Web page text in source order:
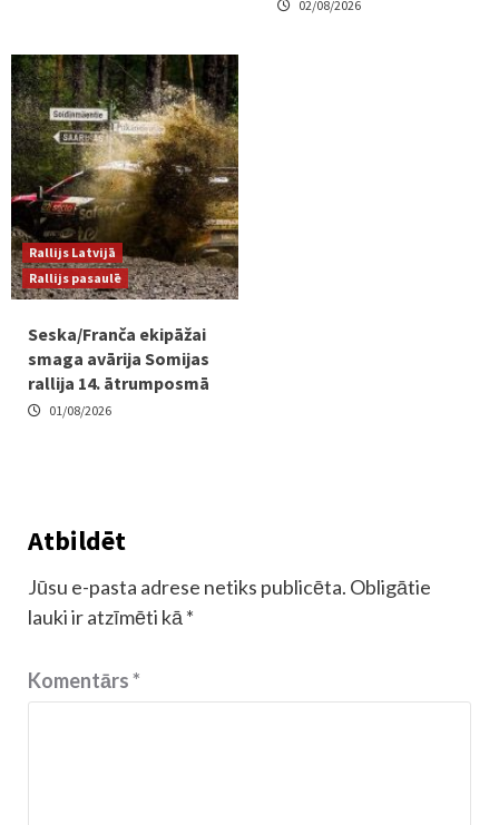
02/08/2026
Rallijs Latvijā
Rallijs pasaulē
Seska/Franča ekipāžai
smaga avārija Somijas
rallija 14. ātrumposmā
01/08/2026
Atbildēt
Jūsu e-pasta adrese netiks publicēta. Obligātie
lauki ir atzīmēti kā *
Komentārs*